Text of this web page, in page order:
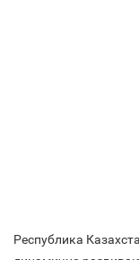
Республика